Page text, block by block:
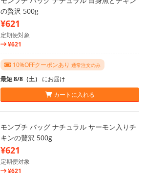
の贅沢 500g
¥621
定期便対象
¥621
10%OFFクーポンあり 通常注文のみ
最短 8/8（土） にお届け
カートに入れる
モンプチ バッグ ナチュラル サーモン入りチ
キンの贅沢 500g
¥621
定期便対象
¥621